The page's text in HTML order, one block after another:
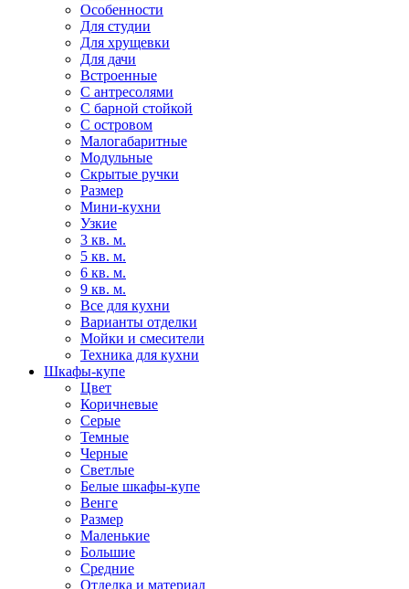
Особенности
Для студии
Для хрущевки
Для дачи
Встроенные
С антресолями
С барной стойкой
С островом
Малогабаритные
Модульные
Скрытые ручки
Размер
Мини-кухни
Узкие
3 кв. м.
5 кв. м.
6 кв. м.
9 кв. м.
Все для кухни
Варианты отделки
Мойки и смесители
Техника для кухни
Шкафы-купе
Цвет
Коричневые
Серые
Темные
Черные
Светлые
Белые шкафы-купе
Венге
Размер
Маленькие
Большие
Средние
Отделка и материал